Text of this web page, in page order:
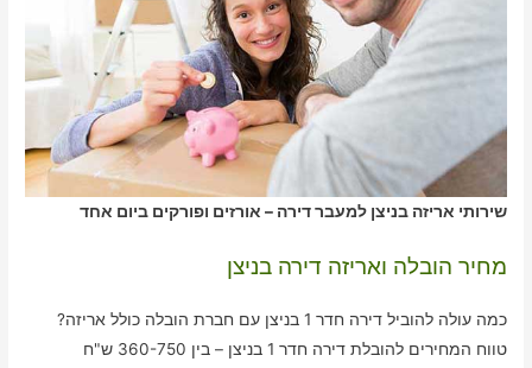
שירותי אריזה בניצן למעבר דירה – אורזים ופורקים ביום אחד
מחיר הובלה ואריזה דירה בניצן
כמה עולה להוביל דירה חדר 1 בניצן עם חברת הובלה כולל אריזה?
טווח המחירים להובלת דירה חדר 1 בניצן – בין 360-750 ש"ח